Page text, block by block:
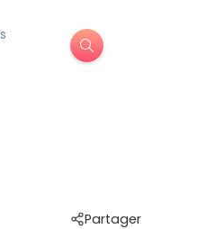
Partager